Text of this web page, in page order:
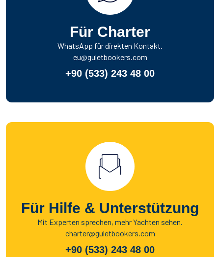
Für Charter
WhatsApp für direkten Kontakt.
eu@guletbookers.com
+90 (533) 243 48 00
Für Hilfe & Unterstützung
Mit Experten sprechen, mehr Yachten sehen.
charter@guletbookers.com
+90 (533) 243 48 00